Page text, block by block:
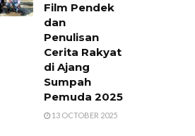
Film Pendek
dan
Penulisan
Cerita Rakyat
di Ajang
Sumpah
Pemuda 2025
13 OCTOBER 2025